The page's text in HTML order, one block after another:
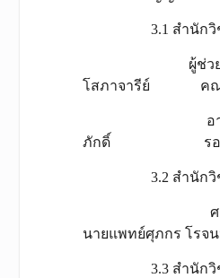
3.1 สำนักวิชา
ผู้ช่วยศาสต
โสภาจารีย์ คณ
อาจารย์พิ
ภักดิ์ รองค
3.2 สำนักวิชา
ศาสตราจ
นายแพทย์ศุภกร โ
3.3 สำนักวิชา